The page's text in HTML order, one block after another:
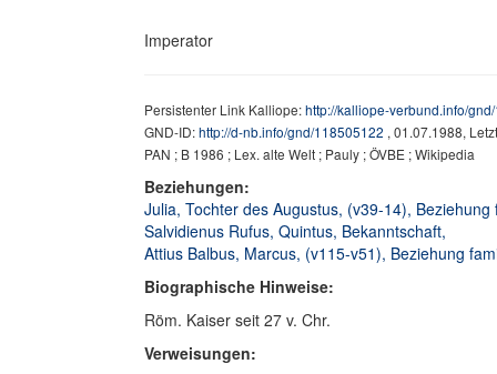
Imperator
Persistenter Link Kalliope:http://kalliope-verbund.info/
GND-ID:http://d-nb.info/gnd/118505122 , 01.07.1988,
PAN ; B 1986 ; Lex. alte Welt ; Pauly ; ÖVBE ; Wikipedia
Beziehungen:
Julia, Tochter des Augustus, (v39-14), Beziehung
Salvidienus Rufus, Quintus, Bekanntschaft,
Attius Balbus, Marcus, (v115-v51), Beziehung
Biographische Hinweise:
Röm. Kaiser seit 27 v. Chr.
Verweisungen: